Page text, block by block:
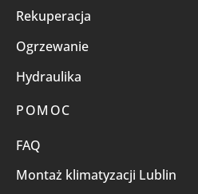
Rekuperacja
Ogrzewanie
Hydraulika
POMOC
FAQ
Montaż klimatyzacji Lublin